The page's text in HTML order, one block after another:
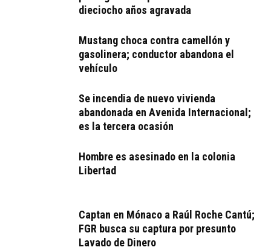
dieciocho años agravada
Mustang choca contra camellón y
gasolinera; conductor abandona el
vehículo
Se incendia de nuevo vivienda
abandonada en Avenida Internacional;
es la tercera ocasión
Hombre es asesinado en la colonia
Libertad
Captan en Mónaco a Raúl Roche Cantú;
FGR busca su captura por presunto
Lavado de Dinero